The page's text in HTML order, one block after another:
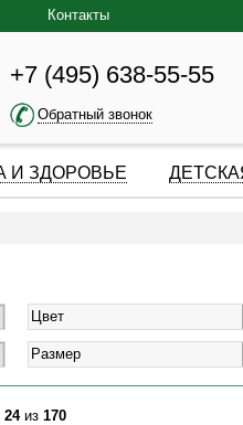
Контакты
+7 (495) 638-55-55
Обратный звонок
И ЗДОРОВЬЕ
Цвет
Размер
24из 170